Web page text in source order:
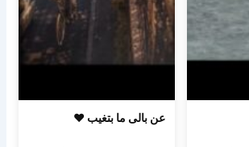
عن بالى ما بتغيب ♥️